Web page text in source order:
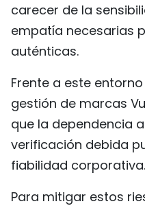
carecer de la
empatía necesarias
auténticas.
Frente a este
gestión de marcas
que la dependencia
verificación debida
fiabilidad corporativa.
Para mitigar estos